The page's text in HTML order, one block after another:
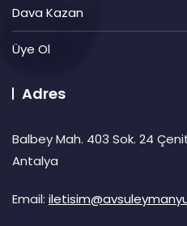
Dava Kazan
Üye Ol
Adres
Balbey Mah. 403 Sok. 24
Antalya
Email: